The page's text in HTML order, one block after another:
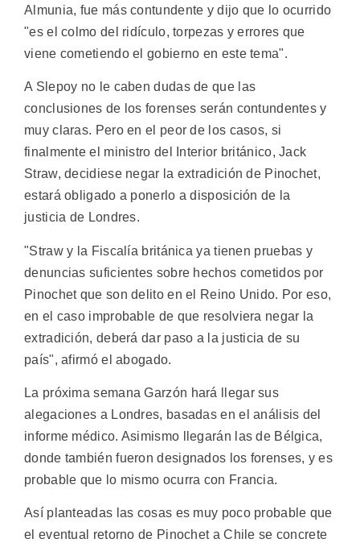
Almunia, fue más contundente y dijo que lo ocurrido
"es el colmo del ridículo, torpezas y errores que
viene cometiendo el gobierno en este tema".
A Slepoy no le caben dudas de que las
conclusiones de los forenses serán contundentes y
muy claras. Pero en el peor de los casos, si
finalmente el ministro del Interior británico, Jack
Straw, decidiese negar la extradición de Pinochet,
estará obligado a ponerlo a disposición de la
justicia de Londres.
"Straw y la Fiscalía británica ya tienen pruebas y
denuncias suficientes sobre hechos cometidos por
Pinochet que son delito en el Reino Unido. Por eso,
en el caso improbable de que resolviera negar la
extradición, deberá dar paso a la justicia de su
país", afirmó el abogado.
La próxima semana Garzón hará llegar sus
alegaciones a Londres, basadas en el análisis del
informe médico. Asimismo llegarán las de Bélgica,
donde también fueron designados los forenses, y es
probable que lo mismo ocurra con Francia.
Así planteadas las cosas es muy poco probable que
el eventual retorno de Pinochet a Chile se concrete